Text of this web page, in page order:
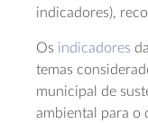
indicadores),
Os indicadores
temas
municipal de
ambiental para o